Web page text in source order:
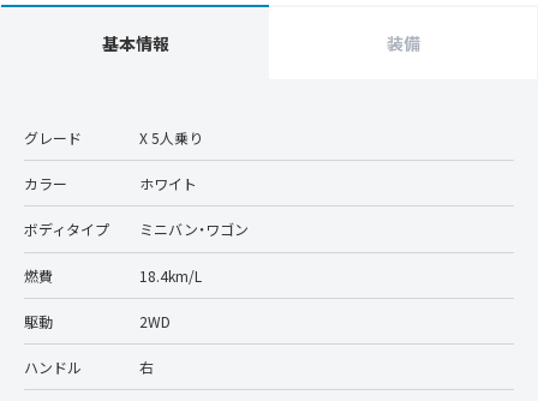
基本情報 装備
グレード X 5人乗り
カラー ホワイト
ボディタイプ ミニバン・ワゴン
燃費 18.4km/L
駆動 2WD
ハンドル 右